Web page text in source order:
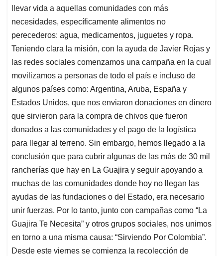
llevar vida a aquellas comunidades con más
necesidades, específicamente alimentos no
perecederos: agua, medicamentos, juguetes y ropa.
Teniendo clara la misión, con la ayuda de Javier Rojas y
las redes sociales comenzamos una campaña en la cual
movilizamos a personas de todo el país e incluso de
algunos países como: Argentina, Aruba, España y
Estados Unidos, que nos enviaron donaciones en dinero
que sirvieron para la compra de chivos que fueron
donados a las comunidades y el pago de la logística
para llegar al terreno. Sin embargo, hemos llegado a la
conclusión que para cubrir algunas de las más de 30 mil
rancherías que hay en La Guajira y seguir apoyando a
muchas de las comunidades donde hoy no llegan las
ayudas de las fundaciones o del Estado, era necesario
unir fuerzas. Por lo tanto, junto con campañas como “La
Guajira Te Necesita” y otros grupos sociales, nos unimos
en torno a una misma causa: “Sirviendo Por Colombia”.
Desde este viernes se comienza la recolección de